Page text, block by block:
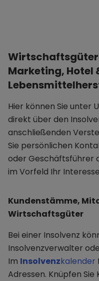
Wirtschaftsgüter
Marketing, Hotel
Hier können Sie unter
direkt über den
anschließenden
Sie persönlichen
oder Geschäftsführer
im Vorfeld Ihr
Kundenstämme,
Wirtschaftsgüter
Bei einer Insolvenz
Insolvenzverwalter
Im Insolvenzkalender
Adressen. Knüpfen Sie